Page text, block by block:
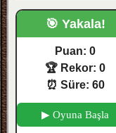
🎯 Yakala!
Puan: 0
🏆 Rekor: 0
⏰ Süre: 60
▶ Oyuna Başla